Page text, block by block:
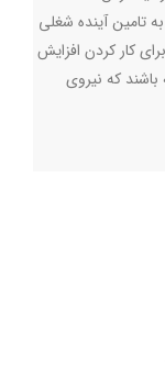
تامین آینده شغلی
کار کردن افزایش
باشند که نیروی